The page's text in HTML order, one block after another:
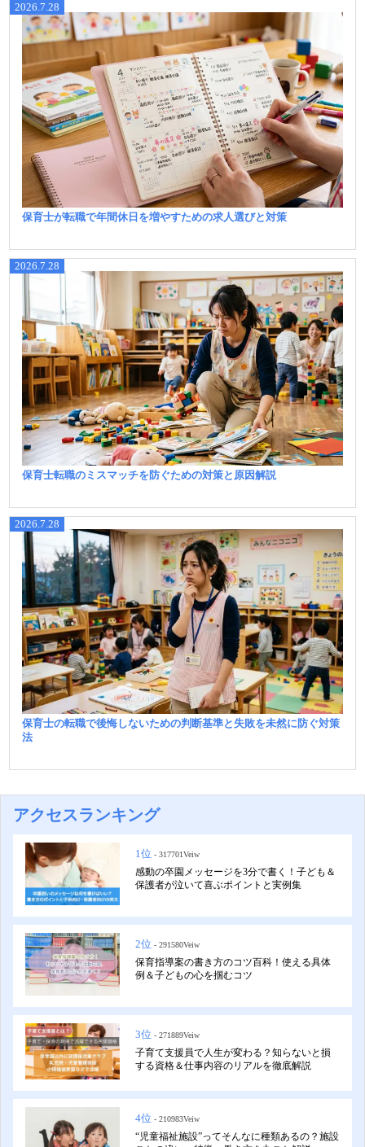
2026.7.28
保育士が転職で年間休日を増やすための求人選びと対策
2026.7.28
保育士転職のミスマッチを防ぐための対策と原因解説
2026.7.28
保育士の転職で後悔しないための判断基準と失敗を未然に防ぐ対策
法
アクセスランキング
1位 - 317701Veiw
感動の卒園メッセージを3分で書く！子ども＆
保護者が泣いて喜ぶポイントと実例集
2位 - 291580Veiw
保育指導案の書き方のコツ百科！使える具体
例＆子どもの心を掴むコツ
3位 - 271889Veiw
子育て支援員で人生が変わる？知らないと損
する資格＆仕事内容のリアルを徹底解説
4位 - 210983Veiw
“児童福祉施設”ってそんなに種類あるの？施設